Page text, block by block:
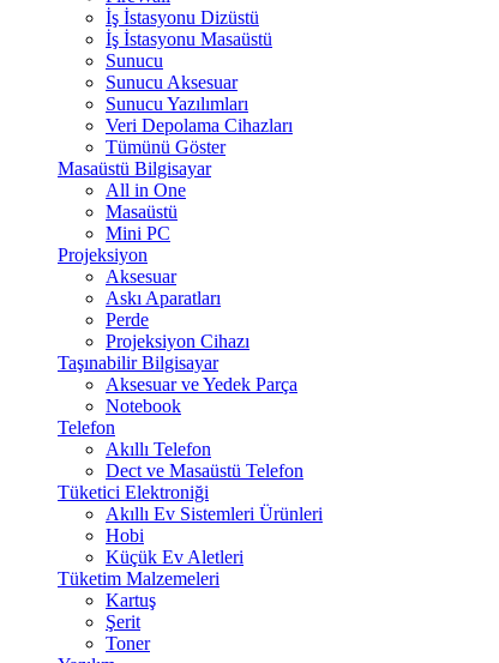
İş İstasyonu Dizüstü
İş İstasyonu Masaüstü
Sunucu
Sunucu Aksesuar
Sunucu Yazılımları
Veri Depolama Cihazları
Tümünü Göster
Masaüstü Bilgisayar
All in One
Masaüstü
Mini PC
Projeksiyon
Aksesuar
Askı Aparatları
Perde
Projeksiyon Cihazı
Taşınabilir Bilgisayar
Aksesuar ve Yedek Parça
Notebook
Telefon
Akıllı Telefon
Dect ve Masaüstü Telefon
Tüketici Elektroniği
Akıllı Ev Sistemleri Ürünleri
Hobi
Küçük Ev Aletleri
Tüketim Malzemeleri
Kartuş
Şerit
Toner